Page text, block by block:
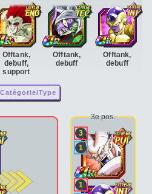
Offtank,
debuff,
support
Offtank,
debuff
Offtank,
debuff
Type
3e pos.
3
1
1